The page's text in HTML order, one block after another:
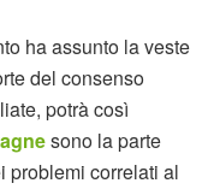
ha assunto la veste
del consenso
potrà così
sono la parte
problemi correlati al